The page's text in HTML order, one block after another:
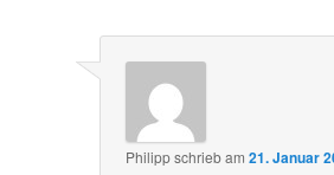
Philippschriebam21. Januar